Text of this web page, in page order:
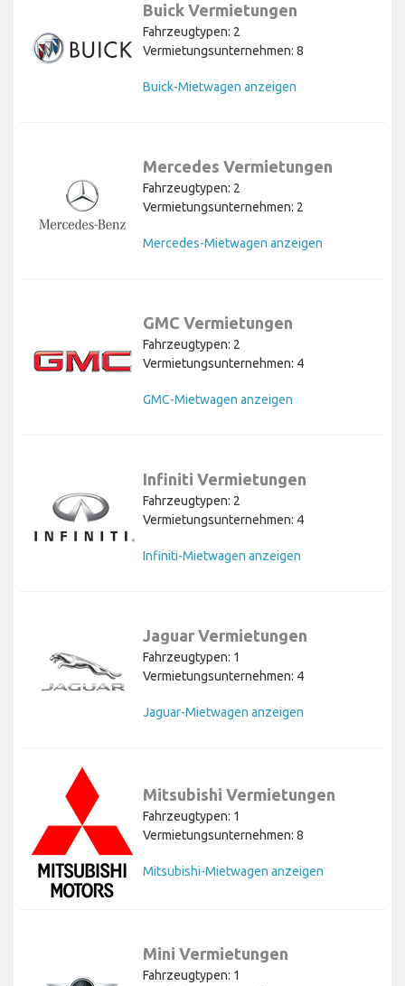
Buick Vermietungen
Fahrzeugtypen: 2
Vermietungsunternehmen: 8
Buick-Mietwagen anzeigen
Mercedes Vermietungen
Fahrzeugtypen: 2
Vermietungsunternehmen: 2
Mercedes-Mietwagen anzeigen
GMC Vermietungen
Fahrzeugtypen: 2
Vermietungsunternehmen: 4
GMC-Mietwagen anzeigen
Infiniti Vermietungen
Fahrzeugtypen: 2
Vermietungsunternehmen: 4
Infiniti-Mietwagen anzeigen
Jaguar Vermietungen
Fahrzeugtypen: 1
Vermietungsunternehmen: 4
Jaguar-Mietwagen anzeigen
Mitsubishi Vermietungen
Fahrzeugtypen: 1
Vermietungsunternehmen: 8
Mitsubishi-Mietwagen anzeigen
Mini Vermietungen
Fahrzeugtypen: 1